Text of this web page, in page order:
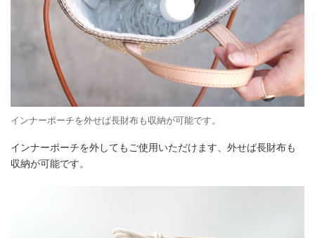
インナーポーチを外せば長財布も収納が可能です。
インナーポーチを外してもご使用いただけます、外せば長財布も
収納が可能です。